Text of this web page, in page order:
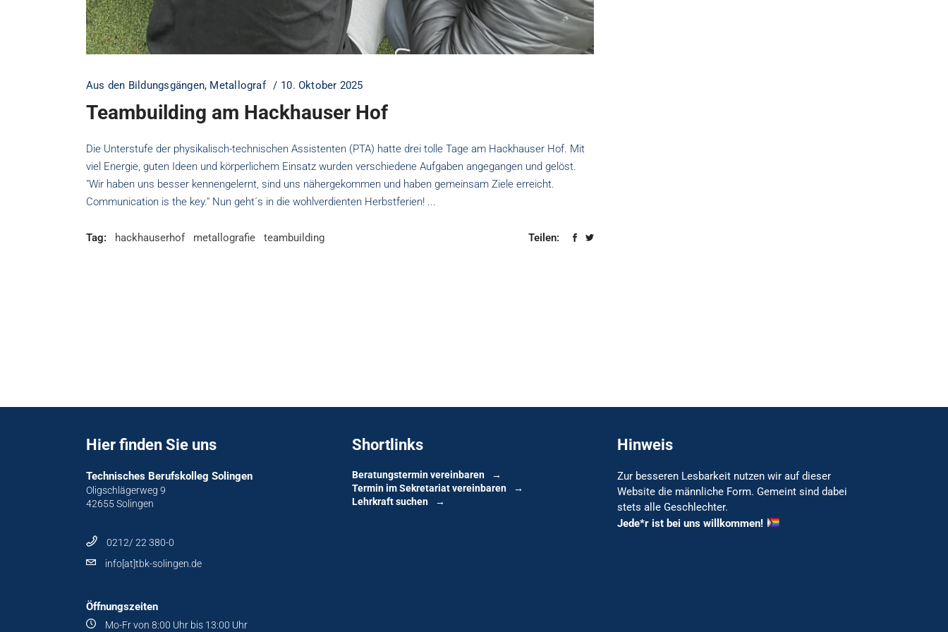
Aus den Bildungsgängen, Metallograf 10. Oktober 2025
Teambuilding am Hackhauser Hof
Die Unterstufe der physikalisch-technischen Assistenten (PTA) hatte drei tolle Tage am Hackhauser Hof. Mit
viel Energie, guten Ideen und körperlichem Einsatz wurden verschiedene Aufgaben angegangen und gelöst.
"Wir haben uns besser kennengelernt, sind uns nähergekommen und haben gemeinsam Ziele erreicht.
Communication is the key." Nun geht´s in die wohlverdienten Herbstferien!
Tag: hackhauserhof metallografie teambuilding Teilen:
Hier finden Sie uns
Technisches Berufskolleg Solingen
Oligschlägerweg 9
42655 Solingen
0212/ 22 380-0
info[at]tbk-solingen.de
Öffnungszeiten
Mo-Fr von 8:00 Uhr bis 13:00 Uhr
Shortlinks
Beratungstermin vereinbaren
Termin im Sekretariat vereinbaren
Lehrkraft suchen
Hinweis
Zur besseren Lesbarkeit nutzen wir auf dieser
Website die männliche Form. Gemeint sind dabei
stets alle Geschlechter.
Jede*r ist bei uns willkommen!